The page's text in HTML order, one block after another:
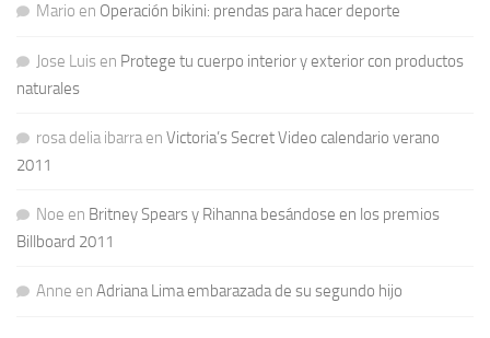
Mario en Operación bikini: prendas para hacer deporte
Jose Luis en Protege tu cuerpo interior y exterior con productos
naturales
rosa delia ibarraen Victoria’s Secret Video calendario verano
2011
Noe en Britney Spears y Rihanna besándose en los premios
Billboard 2011
Anne en Adriana Lima embarazada de su segundo hijo